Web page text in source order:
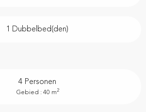
1 Dubbelbed(den)
4 Personen
Gebied : 40 m 2